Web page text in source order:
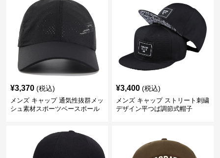
¥3,370 (税込)
メンズ キャップ 通気性抜群メッ
シュ素材スポーツベースボール
¥3,400 (税込)
メンズ キャップ ストリート刺繍
デザイン平つば調節式帽子